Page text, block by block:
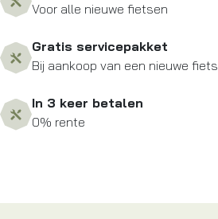
Voor alle nieuwe fietsen
Gratis servicepakket
Bij aankoop van een nieuwe fiets
In 3 keer betalen
0% rente